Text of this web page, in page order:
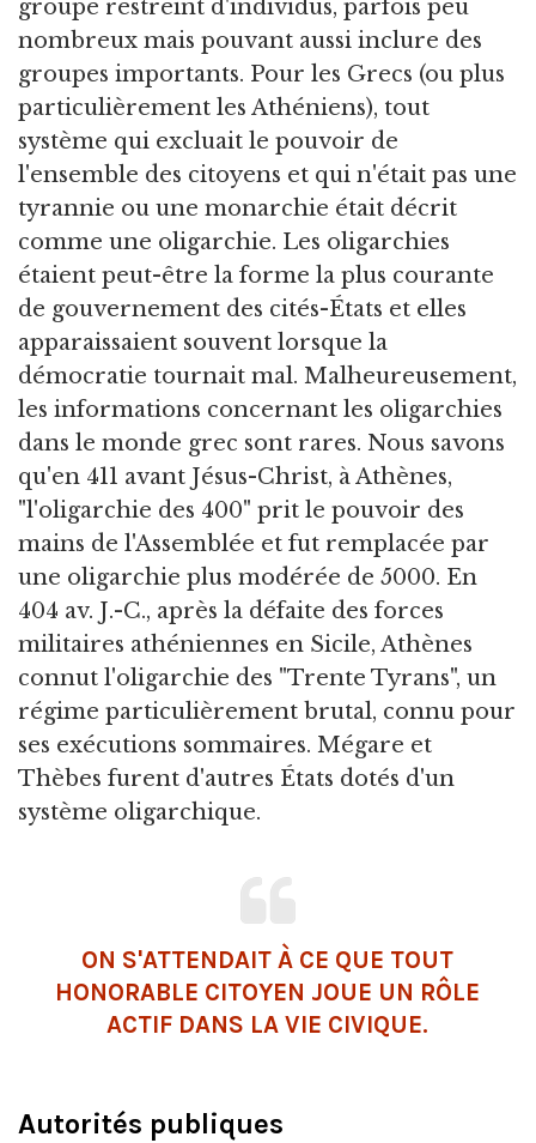
groupe restreint d'individus, parfois peu
nombreux mais pouvant aussi inclure des
groupes importants. Pour les Grecs (ou plus
particulièrement les Athéniens), tout
système qui excluait le pouvoir de
l'ensemble des citoyens et qui n'était pas une
tyrannie ou une monarchie était décrit
comme une oligarchie. Les oligarchies
étaient peut-être la forme la plus courante
de gouvernement des cités-États et elles
apparaissaient souvent lorsque la
démocratie tournait mal. Malheureusement,
les informations concernant les oligarchies
dans le monde grec sont rares. Nous savons
qu'en 411 avant Jésus-Christ, à Athènes,
"l'oligarchie des 400" prit le pouvoir des
mains de l'Assemblée et fut remplacée par
une oligarchie plus modérée de 5000. En
404 av. J.-C., après la défaite des forces
militaires athéniennes en Sicile, Athènes
connut l'oligarchie des "Trente Tyrans", un
régime particulièrement brutal, connu pour
ses exécutions sommaires. Mégare et
Thèbes furent d'autres États dotés d'un
système oligarchique.
ON S'ATTENDAIT À CE QUE TOUT
HONORABLE CITOYEN JOUE UN RÔLE
ACTIF DANS LA VIE CIVIQUE.
Autorités publiques